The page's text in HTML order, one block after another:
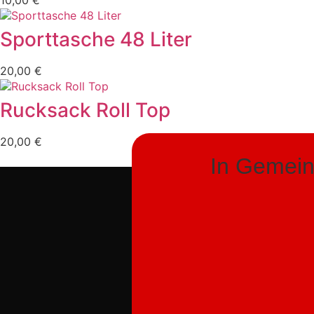
Sporttasche 48 Liter
20,00 €
Rucksack Roll Top
20,00 €
In